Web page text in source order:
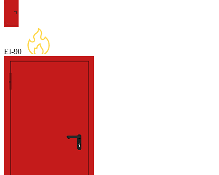
EI-90